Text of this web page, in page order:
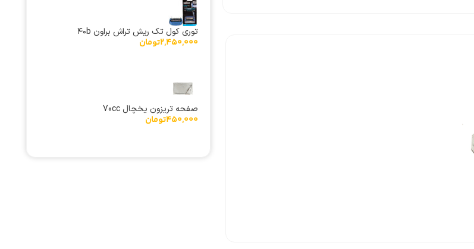
توری کول تک ریش تراش براون ۴۰b
2,450,000تومان
صفحه تریزون یخچال 70cc
450,000تومان